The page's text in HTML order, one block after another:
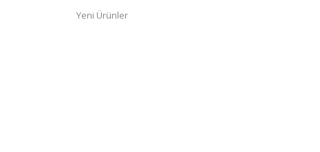
Yeni Ürünler